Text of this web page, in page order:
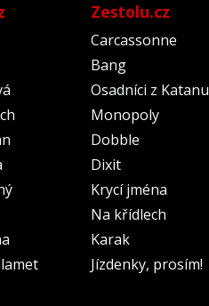
Zestolu.cz
Carcassonne
Bang
Osadníci z Katanu
Monopoly
Dobble
Dixit
Krycí jména
Na křídlech
Karak
Jízdenky, prosím!